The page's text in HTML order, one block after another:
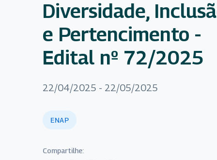
Diversidade,
e Pertencimento -
Edital nº 72/2025
22/04/2025 - 22/05/2025
ENAP
Compartilhe: